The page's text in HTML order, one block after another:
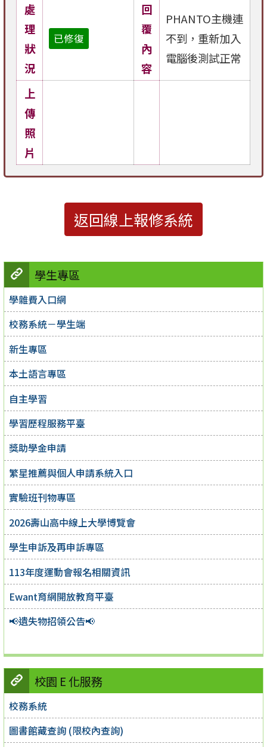
學生專區
學雜費入口網
校務系統－學生端
新生專區
本土語言專區
自主學習
學習歷程服務平臺
獎助學金申請
繁星推薦與個人申請系統入口
實驗班刊物專區
2026壽山高中線上大學博覽會
學生申訴及再申訴專區
113年度運動會報名相關資訊
Ewant育網開放教育平臺
📢遺失物招領公告📢
校園 E 化服務
校務系統
圖書館藏查詢 (限校內查詢)
處
理
狀
況
已修復
回
覆
內
容
PHANTO主機連
不到，重新加入
電腦後測試正常
上
傳
照
片
返回線上報修系統